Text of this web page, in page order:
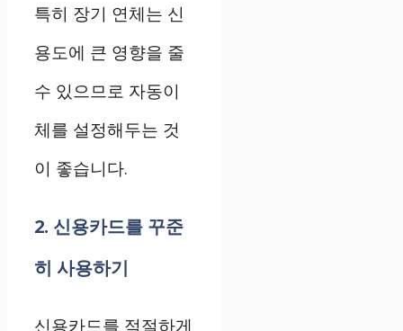
특히 장기 연체는 신
용도에 큰 영향을 줄
수 있으므로 자동이
체를 설정해두는 것
이 좋습니다.
2. 신용카드를 꾸준
히 사용하기
신용카드를 적절하게